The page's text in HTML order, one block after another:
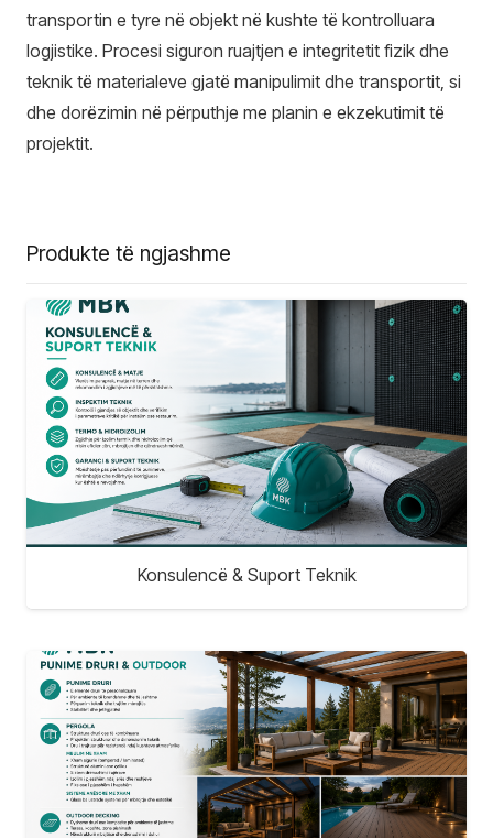
transportin e tyre në objekt në kushte të kontrolluara
logjistike. Procesi siguron ruajtjen e integritetit fizik dhe
teknik të materialeve gjatë manipulimit dhe transportit, si
dhe dorëzimin në përputhje me planin e ekzekutimit të
projektit.
Produkte të ngjashme
Konsulencë & Suport Teknik